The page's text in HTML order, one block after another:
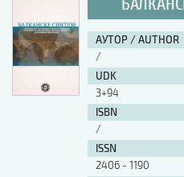
АУТОР / AUTHOR
/
UDK
3+94
ISBN
/
ISSN
2406 - 1190